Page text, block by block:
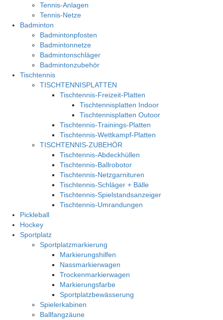
Tennis-Anlagen
Tennis-Netze
Badminton
Badmintonpfosten
Badmintonnetze
Badmintonschläger
Badmintonzubehör
Tischtennis
TISCHTENNISPLATTEN
Tischtennis-Freizeit-Platten
Tischtennisplatten Indoor
Tischtennisplatten Outoor
Tischtennis-Trainings-Platten
Tischtennis-Wettkampf-Platten
TISCHTENNIS-ZUBEHÖR
Tischtennis-Abdeckhüllen
Tischtennis-Ballrobotor
Tischtennis-Netzgarnituren
Tischtennis-Schläger + Bälle
Tischtennis-Spielstandsanzeiger
Tischtennis-Umrandungen
Pickleball
Hockey
Sportplatz
Sportplatzmarkierung
Markierungshilfen
Nassmarkierwagen
Trockenmarkierwagen
Markierungsfarbe
Sportplatzbewässerung
Spielerkabinen
Ballfangzäune